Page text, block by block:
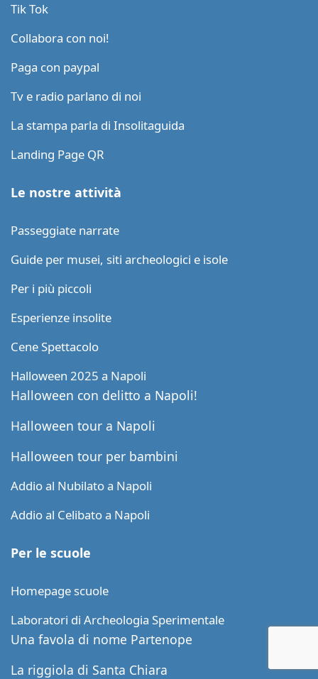
Tik Tok
Collabora con noi!
Paga con paypal
Tv e radio parlano di noi
La stampa parla di Insolitaguida
Landing Page QR
Le nostre attività
Passeggiate narrate
Guide per musei, siti archeologici e isole
Per i più piccoli
Esperienze insolite
Cene Spettacolo
Halloween 2025 a Napoli
Halloween con delitto a Napoli!
Halloween tour a Napoli
Halloween tour per bambini
Addio al Nubilato a Napoli
Addio al Celibato a Napoli
Per le scuole
Homepage scuole
Laboratori di Archeologia Sperimentale
Una favola di nome Partenope
La riggiola di Santa Chiara